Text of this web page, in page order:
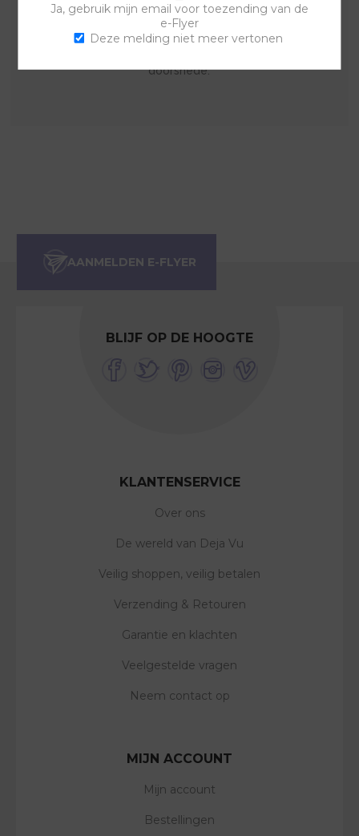
De hanger kun je dragen aan een ketting. Deze kun je
net als het horloge steeds wisselen. De hanger is
doorsnede.
BLIJF OP DE HOOGTE
KLANTENSERVICE
Over ons
De wereld van Deja Vu
Veilig shoppen, veilig betalen
Verzending & Retouren
Garantie en klachten
Veelgestelde vragen
Neem contact op
MIJN ACCOUNT
Mijn account
Bestellingen
Ja, gebruik mijn email voor toezending van de
e-Flyer
Deze melding niet meer vertonen